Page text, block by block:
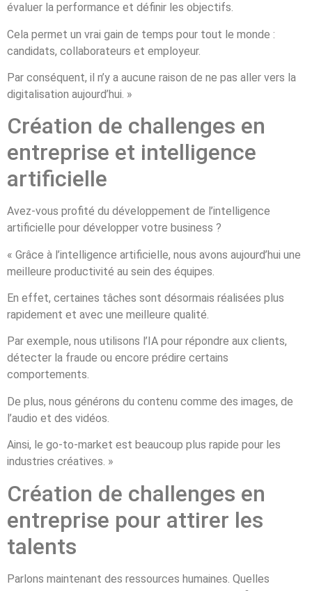
évaluer la performance et définir les objectifs.
Cela permet un vrai gain de temps pour tout le monde :
candidats, collaborateurs et employeur.
Par conséquent, il n’y a aucune raison de ne pas aller vers la
digitalisation aujourd’hui. »
Création de challenges en
entreprise et intelligence
artificielle
Avez-vous profité du développement de l’intelligence
artificielle pour développer votre business ?
« Grâce à l’intelligence artificielle, nous avons aujourd’hui une
meilleure productivité au sein des équipes.
En effet, certaines tâches sont désormais réalisées plus
rapidement et avec une meilleure qualité.
Par exemple, nous utilisons l’IA pour répondre aux clients,
détecter la fraude ou encore prédire certains
comportements.
De plus, nous générons du contenu comme des images, de
l’audio et des vidéos.
Ainsi, le go-to-market est beaucoup plus rapide pour les
industries créatives. »
Création de challenges en
entreprise pour attirer les
talents
Parlons maintenant des ressources humaines. Quelles